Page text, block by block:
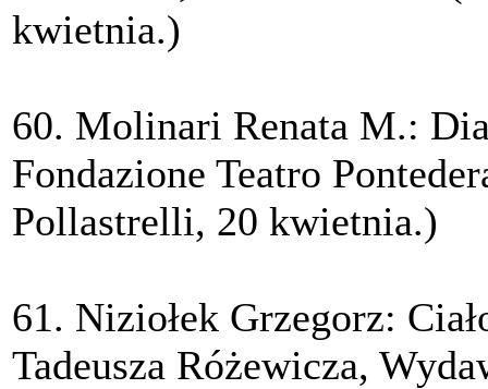
kwietnia.)
60. Molinari Renata M.:
Fondazione Teatro
Pollastrelli, 20 kwietnia.)
61. Niziołek Grzegorz:
Tadeusza Różewicza,